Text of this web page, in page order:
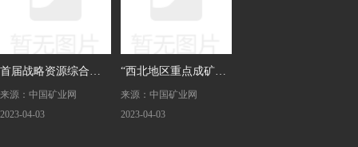
首届战略资源综合利
用论坛：技术创新为
来源：中国矿业网
2023-04-03
“西北地区重点成矿区
带重要矿种找矿方向
来源：中国矿业网
2023-04-03